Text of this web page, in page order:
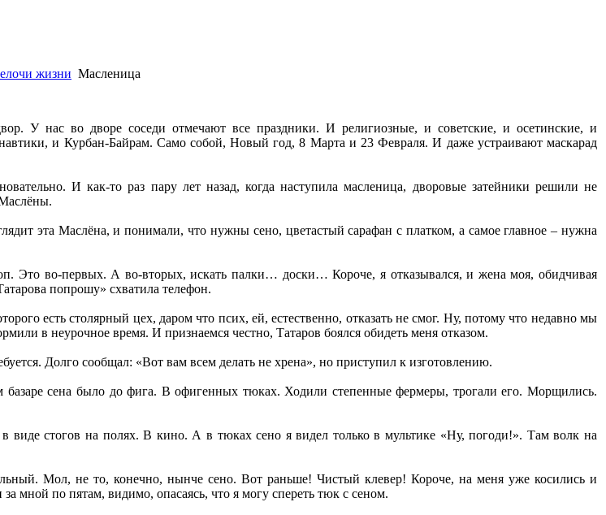
жизни Масленица
У нас во дворе соседи отмечают все праздники. И религиозные, и советские, и осетинские, и
и Курбан-Байрам. Само собой, Новый год, 8 Марта и 23 Февраля. И даже устраивают маскарад
И как-то раз пару лет назад, когда наступила масленица, дворовые затейники решили не
эта Маслёна, и понимали, что нужны сено, цветастый сарафан с платком, а самое главное – нужна
Это во-первых. А во-вторых, искать палки… доски… Короче, я отказывался, и жена моя, обидчивая
попрошу» схватила телефон.
есть столярный цех, даром что псих, ей, естественно, отказать не смог. Ну, потому что недавно мы
в неурочное время. И признаемся честно, Татаров боялся обидеть меня отказом.
Долго сообщал: «Вот вам всем делать не хрена», но приступил к изготовлению.
сена было до фига. В офигенных тюках. Ходили степенные фермеры, трогали его. Морщились.
виде стогов на полях. В кино. А в тюках сено я видел только в мультике «Ну, погоди!». Там волк на
Мол, не то, конечно, нынче сено. Вот раньше! Чистый клевер! Короче, на меня уже косились и
мной по пятам, видимо, опасаясь, что я могу спереть тюк с сеном.